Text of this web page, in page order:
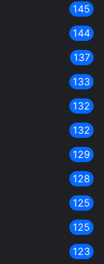
145
144
137
133
132
132
129
128
125
125
123